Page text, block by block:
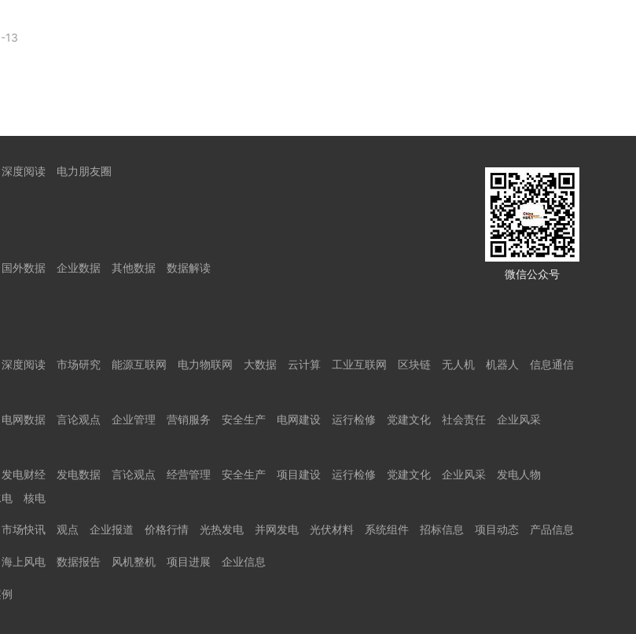
13
微信公众号
深度阅读 电力朋友圈
国外数据 企业数据 其他数据 数据解读
深度阅读 市场研究 能源互联网 电力物联网 大数据 云计算 工业互联网 区块链 无人机 机器人
信息通信
电网数据 言论观点 企业管理 营销服务 安全生产 电网建设 运行检修 党建文化 社会责任
企业风采
发电财经 发电数据 言论观点 经营管理 安全生产 项目建设 运行检修 党建文化 企业风采
发电人物
核电
市场快讯 观点 企业报道 价格行情 光热发电 并网发电 光伏材料 系统组件 招标信息 项目动态 产品信息
海上风电 数据报告 风机整机 项目进展 企业信息